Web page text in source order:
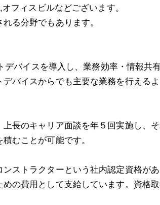
フィスビルなどございます。
る分野でもあります。
バイスを導入し、業務効率・情報共
バイスからでも主要な業務を行える
長のキャリア面談を年５回実施し、
むことが可能です。
ストラクターという社内認定資格が
の費用として支給しています。資格